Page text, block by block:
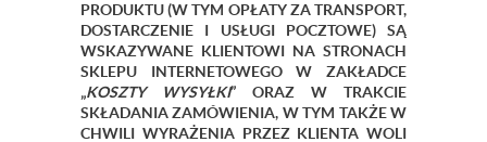
PRODUKTU (W TYM OPŁATY ZA TRANSPORT,
DOSTARCZENIE I USŁUGI POCZTOWE) SĄ
WSKAZYWANE KLIENTOWI NA STRONACH
SKLEPU INTERNETOWEGO W ZAKŁADCE
„KOSZTY WYSYŁKI” ORAZ W TRAKCIE
SKŁADANIA ZAMÓWIENIA, W TYM TAKŻE W
CHWILI WYRAŻENIA PRZEZ KLIENTA WOLI